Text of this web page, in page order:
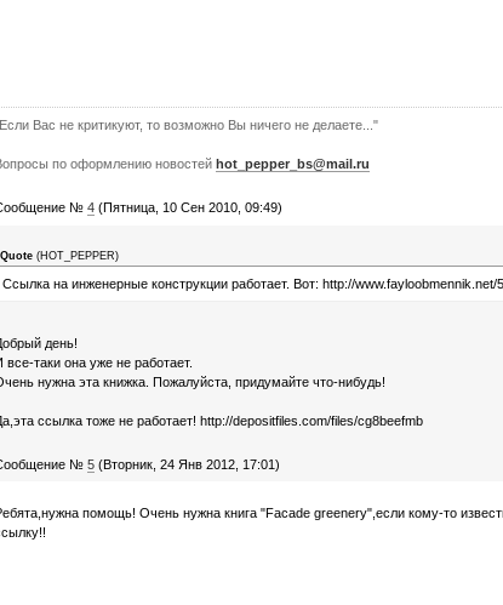
Вас не критикуют, то возможно Вы ничего не делаете..."
по оформлению новостей hot_pepper_bs@mail.ru
№ 4 (Пятница, 10 Сен 2010, 09:49)
Quote (HOT_PEPPER)
Ссылка на инженерные конструкции работает. Вот: http://www.fayloobmennik.net/
день!
все-таки она уже не работает.
нужна эта книжка. Пожалуйста, придумайте что-нибудь!
ссылка тоже не работает! http://depositfiles.com/files/cg8beefmb
№ 5 (Вторник, 24 Янв 2012, 17:01)
помощь! Очень нужна книга "Facade greenery",если кому-то